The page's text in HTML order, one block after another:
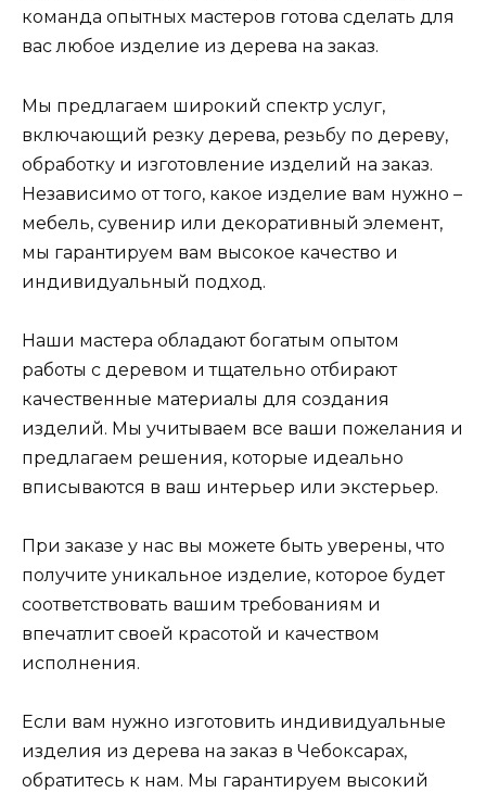
команда опытных мастеров готова сделать для
вас любое изделие из дерева на заказ.
Мы предлагаем широкий спектр услуг,
включающий резку дерева, резьбу по дереву,
обработку и изготовление изделий на заказ.
Независимо от того, какое изделие вам нужно –
мебель, сувенир или декоративный элемент,
мы гарантируем вам высокое качество и
индивидуальный подход.
Наши мастера обладают богатым опытом
работы с деревом и тщательно отбирают
качественные материалы для создания
изделий. Мы учитываем все ваши пожелания и
предлагаем решения, которые идеально
вписываются в ваш интерьер или экстерьер.
При заказе у нас вы можете быть уверены, что
получите уникальное изделие, которое будет
соответствовать вашим требованиям и
впечатлит своей красотой и качеством
исполнения.
Если вам нужно изготовить индивидуальные
изделия из дерева на заказ в Чебоксарах,
обратитесь к нам. Мы гарантируем высокий